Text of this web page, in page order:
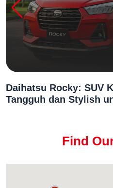
Daihatsu Rocky: SUV
Tangguh dan Stylish
Find